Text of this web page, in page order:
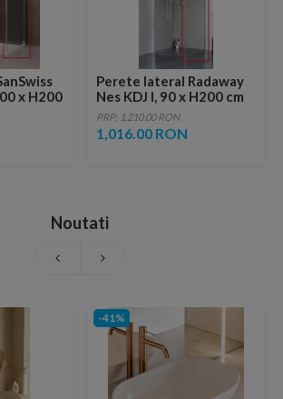
x H200
Perete lateral Radaway
Nes KDJ I, 90 x H200 cm
PRP: 1,210.00 RON
1,016.00 RON
Noutati
-41%